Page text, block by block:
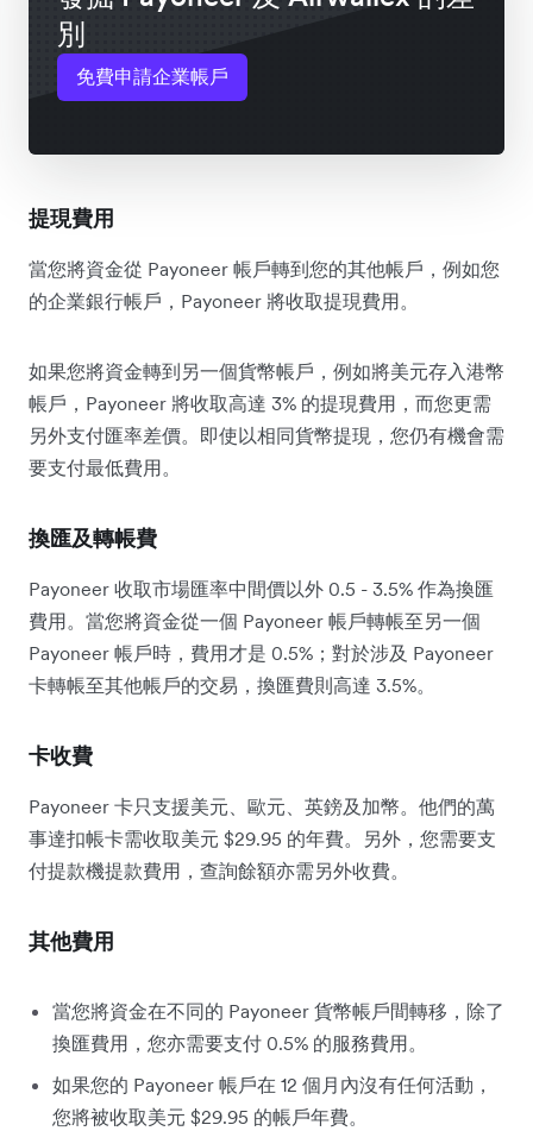
別
免費申請企業帳戶
提現費用
當您將資金從 Payoneer 帳戶轉到您的其他帳戶，例如您
的企業銀行帳戶，Payoneer 將收取提現費用。
如果您將資金轉到另一個貨幣帳戶，例如將美元存入港幣
帳戶，Payoneer 將收取高達 3% 的提現費用，而您更需
另外支付匯率差價。即使以相同貨幣提現，您仍有機會需
要支付最低費用。
換匯及轉帳費
Payoneer 收取市場匯率中間價以外 0.5 - 3.5% 作為換匯
費用。當您將資金從一個 Payoneer 帳戶轉帳至另一個
Payoneer 帳戶時，費用才是 0.5%；對於涉及 Payoneer
卡轉帳至其他帳戶的交易，換匯費則高達 3.5%。
卡收費
Payoneer 卡只支援美元、歐元、英鎊及加幣。他們的萬
事達扣帳卡需收取美元 $29.95 的年費。另外，您需要支
付提款機提款費用，查詢餘額亦需另外收費。
其他費用
當您將資金在不同的 Payoneer 貨幣帳戶間轉移，除了
換匯費用，您亦需要支付 0.5% 的服務費用。
如果您的 Payoneer 帳戶在 12 個月內沒有任何活動，
您將被收取美元 $29.95 的帳戶年費。